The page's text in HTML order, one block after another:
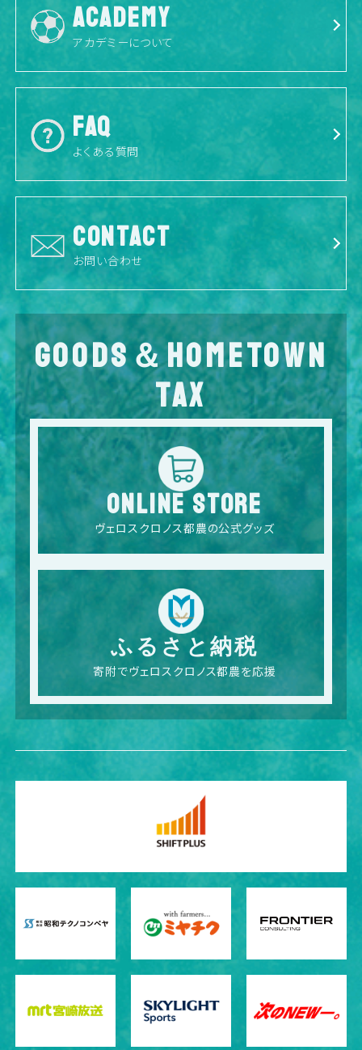
ACADEMY
アカデミーについて
FAQ
よくある質問
CONTACT
お問い合わせ
GOODS＆HOMETOWN
TAX
ONLINE STORE
ヴェロスクロノス都農の公式グッズ
ふるさと納税
寄附でヴェロスクロノス都農を応援